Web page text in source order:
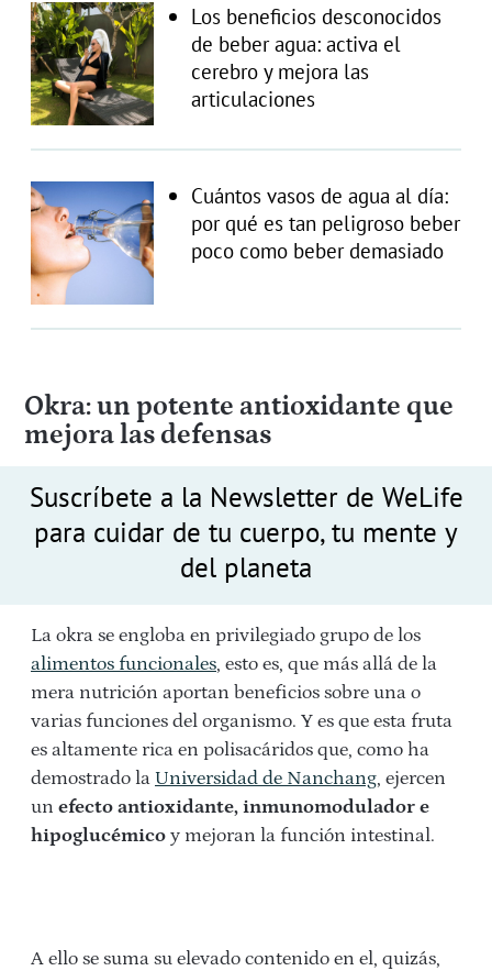
Los beneficios desconocidos
de beber agua: activa el
cerebro y mejora las
articulaciones
Cuántos vasos de agua al día:
por qué es tan peligroso beber
poco como beber demasiado
Okra: un potente antioxidante que
mejora las defensas
Suscríbete a la Newsletter de WeLife
para cuidar de tu cuerpo, tu mente y
del planeta
La okra se engloba en privilegiado grupo de los
alimentos funcionales, esto es, que más allá de la
mera nutrición aportan beneficios sobre una o
varias funciones del organismo. Y es que esta fruta
es altamente rica en polisacáridos que, como ha
demostrado la Universidad de Nanchang, ejercen
un efecto antioxidante, inmunomodulador e
hipoglucémico y mejoran la función intestinal.
A ello se suma su elevado contenido en el, quizás,